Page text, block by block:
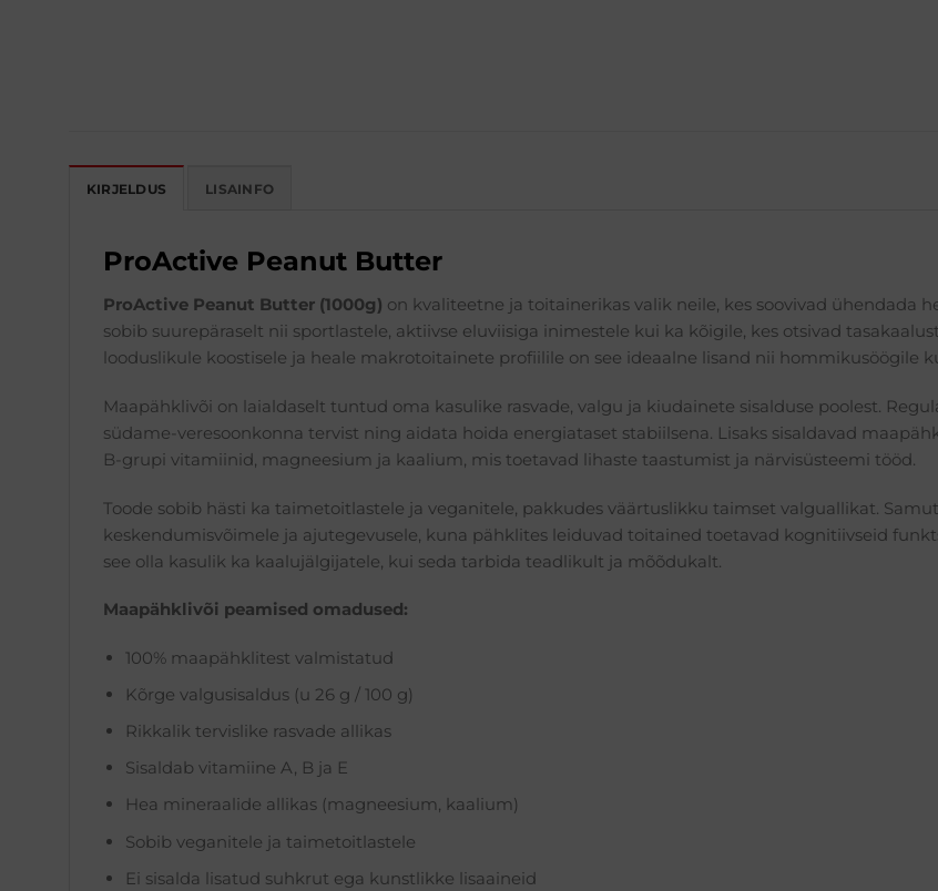
KIRJELDUS LISAINFO
ProActive Peanut Butter
ProActive Peanut Butter (1000g) on kvaliteetne ja toitainerikas valik neile, kes soovivad ühendada
sobib suurepäraselt nii sportlastele, aktiivse eluviisiga inimestele kui ka kõigile, kes otsivad
looduslikule koostisele ja heale makrotoitainete profiilile on see ideaalne lisand nii hommikusöögile
Maapähklivõi on laialdaselt tuntud oma kasulike rasvade, valgu ja kiudainete sisalduse poolest.
südame-veresoonkonna tervist ning aidata hoida energiataset stabiilsena. Lisaks sisaldavad
B-grupi vitamiinid, magneesium ja kaalium, mis toetavad lihaste taastumist ja närvisüsteemi tööd.
Toode sobib hästi ka taimetoitlastele ja veganitele, pakkudes väärtuslikku taimset valguallikat.
keskendumisvõimele ja ajutegevusele, kuna pähklites leiduvad toitained toetavad kognitiivseid
see olla kasulik ka kaalujälgijatele, kui seda tarbida teadlikult ja mõõdukalt.
Maapähklivõi peamised omadused:
100% maapähklitest valmistatud
Kõrge valgusisaldus (u 26 g / 100 g)
Rikkalik tervislike rasvade allikas
Sisaldab vitamiine A, B ja E
Hea mineraalide allikas (magneesium, kaalium)
Sobib veganitele ja taimetoitlastele
Ei sisalda lisatud suhkrut ega kunstlikke lisaaineid